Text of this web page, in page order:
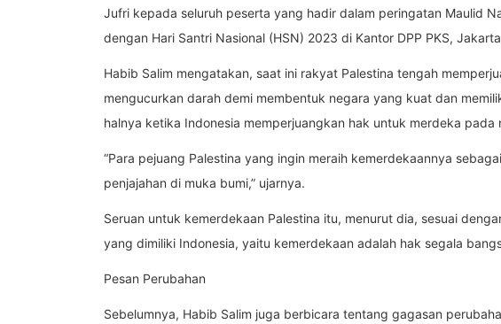
Jufri kepada seluruh peserta yang hadir dalam peringatan Maulid
dengan Hari Santri Nasional (HSN) 2023 di Kantor DPP PKS,
Habib Salim mengatakan, saat ini rakyat Palestina tengah
mengucurkan darah demi membentuk negara yang kuat dan
halnya ketika Indonesia memperjuangkan hak untuk merdeka pada
“Para pejuang Palestina yang ingin meraih kemerdekaannya
penjajahan di muka bumi,” ujarnya.
Seruan untuk kemerdekaan Palestina itu, menurut dia, sesuai
yang dimiliki Indonesia, yaitu kemerdekaan adalah hak segala
Pesan Perubahan
Sebelumnya, Habib Salim juga berbicara tentang gagasan